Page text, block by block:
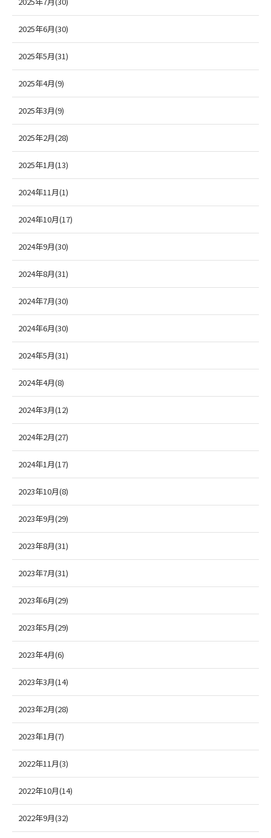
2025年6月(30)
2025年5月(31)
2025年4月(9)
2025年3月(9)
2025年2月(28)
2025年1月(13)
2024年11月(1)
2024年10月(17)
2024年9月(30)
2024年8月(31)
2024年7月(30)
2024年6月(30)
2024年5月(31)
2024年4月(8)
2024年3月(12)
2024年2月(27)
2024年1月(17)
2023年10月(8)
2023年9月(29)
2023年8月(31)
2023年7月(31)
2023年6月(29)
2023年5月(29)
2023年4月(6)
2023年3月(14)
2023年2月(28)
2023年1月(7)
2022年11月(3)
2022年10月(14)
2022年9月(32)